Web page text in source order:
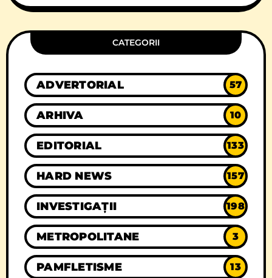
CATEGORII
ADVERTORIAL 57
ARHIVA 10
EDITORIAL 133
HARD NEWS 157
INVESTIGAȚII 198
METROPOLITANE 3
PAMFLETISME 13